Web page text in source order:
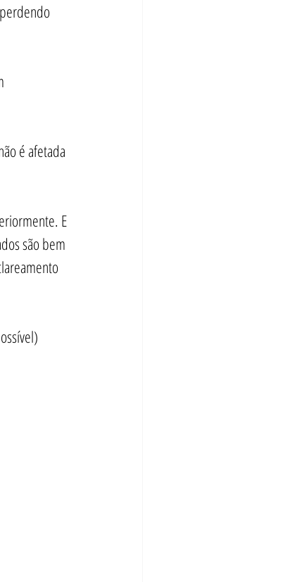
é afetada
E
são bem